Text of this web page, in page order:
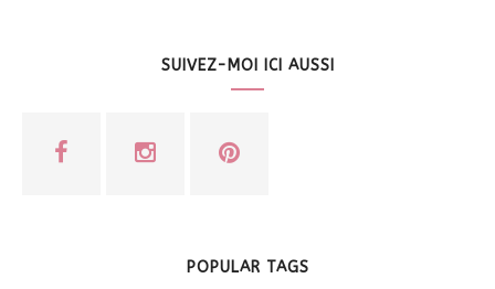
SUIVEZ-MOI ICI AUSSI
POPULAR TAGS